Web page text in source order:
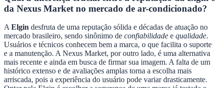
da Nexus Market no mercado de ar-condicionado?
AElgin desfruta de uma reputação sólida e décadas de atuação no
mercado brasileiro, sendo sinônimo de confiabilidade e qualidade.
Usuários e técnicos conhecem bem a marca, o que facilita o suporte
e a manutenção. A Nexus Market, por outro lado, é uma alternativa
mais recente e ainda em busca de firmar sua imagem. A falta de um
histórico extenso e de avaliações amplas torna a escolha mais
arriscada, pois a experiência do usuário pode variar drasticamente.